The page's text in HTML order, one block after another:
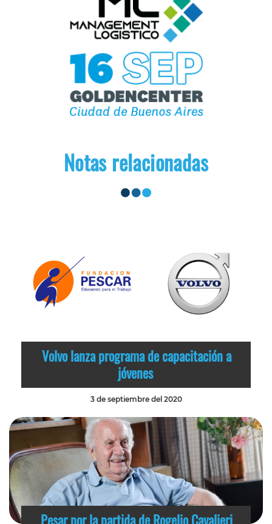
Notas relacionadas
Volvo lanza programa de capacitación a
jóvenes
3 de septiembre del 2020
Pesar por la partida de Rogelio Cavalieri